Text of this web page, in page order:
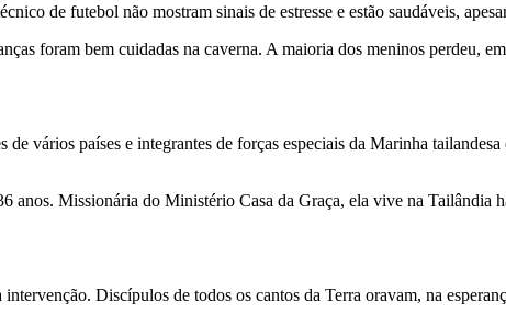
de futebol não mostram sinais de estresse e estão saudáveis,
foram bem cuidadas na caverna. A maioria dos meninos perdeu,
vários países e integrantes de forças especiais da Marinha
anos. Missionária do Ministério Casa da Graça, ela vive na Tailândia
Discípulos de todos os cantos da Terra oravam, na